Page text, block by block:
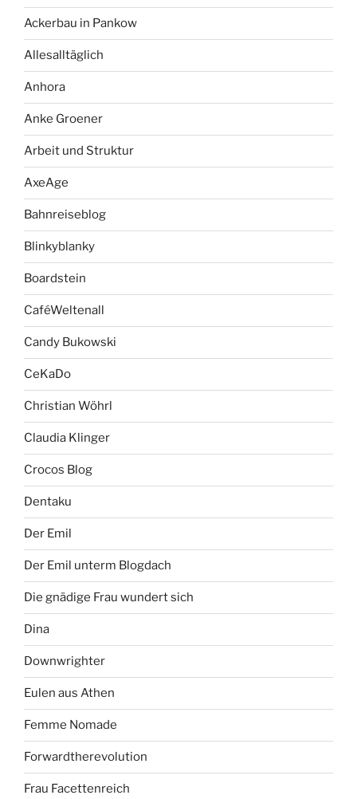
Ackerbau in Pankow
Allesalltäglich
Anhora
Anke Groener
Arbeit und Struktur
AxeAge
Bahnreiseblog
Blinkyblanky
Boardstein
CaféWeltenall
Candy Bukowski
CeKaDo
Christian Wöhrl
Claudia Klinger
Crocos Blog
Dentaku
Der Emil
Der Emil unterm Blogdach
Die gnädige Frau wundert sich
Dina
Downwrighter
Eulen aus Athen
Femme Nomade
Forwardtherevolution
Frau Facettenreich